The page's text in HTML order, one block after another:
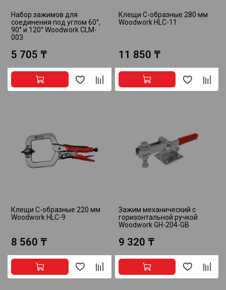
Набор зажимов для
соединения под углом 60°,
90° и 120° Woodwork CLM-
003
5 705 ₸
Клещи С-образные 280 мм
Woodwork HLC-11
11 850 ₸
Клещи С-образные 220 мм
Woodwork HLC-9
8 560 ₸
Зажим механический с
горизонтальной ручкой
Woodwork GH-204-GB
9 320 ₸